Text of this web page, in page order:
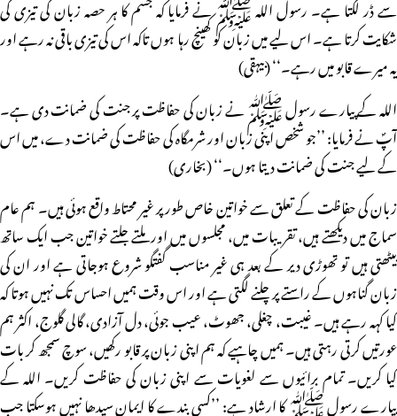
سے ڈر لگتا ہے۔ رسول اللہ ﷺ نے فرمایا کہ جسم کا ہر حصہ زبان کی تیزی کی
شکایت کرتا ہے۔ اس لیے میں زبان کو کھینچ رہا ہوں تاکہ اس کی تیزی باقی نہ رہے اور
یہ میرے قابو میں رہے۔‘‘ (بیہقی)
اللہ کے پیارے رسول ﷺ نے زبان کی حفاظت پر جنت کی ضمانت دی ہے۔
آپؐ نے فرمایا: ’’جو شخص اپنی زبان اور شرمگاہ کی حفاظت کی ضمانت دے، میں اس
کے لیے جنت کی ضمانت دیتا ہوں۔‘‘ (بخاری)
زبان کی حفاظت کے تعلق سے خواتین خاص طور پر غیر محتاط واقع ہوئی ہیں۔ ہم عام
سماج میں دیکھتے ہیں، تقریبات میں، مجلسوں میں اور ملتے جلتے خواتین جب ایک ساتھ
بیٹھتی ہیں تو تھوڑی دیر کے بعد ہی غیر مناسب گفتگو شروع ہوجاتی ہے اور ان کی
زبان گناہوں کے راستے پر چلنے لگتی ہے اور اس وقت ہمیں احساس تک نہیں ہوتا کہ
کیا کہہ رہے ہیں۔ غیبت، چغلی، جھوٹ، عیب جوئی، دل آزادی، گالی گلوج، اکثر ہم
عورتیں کرتی رہتی ہیں۔ ہمیں چاہیے کہ ہم اپنی زبان پر قابو رکھیں، سوچ سمجھ کر بات
کیا کریں۔ تمام برائیوں سے لغویات سے اپنی زبان کی حفاظت کریں۔ اللہ کے
پیارے رسول ﷺ کا ارشاد ہے: ’’کسی بندے کا ایمان سیدھا نہیں ہوسکتا جب